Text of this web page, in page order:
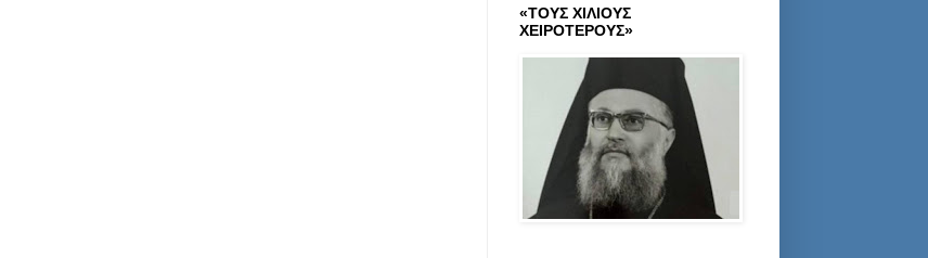
«ΤΟΥΣ ΧΙΛΙΟΥΣ
ΧΕΙΡΟΤΕΡΟΥΣ»